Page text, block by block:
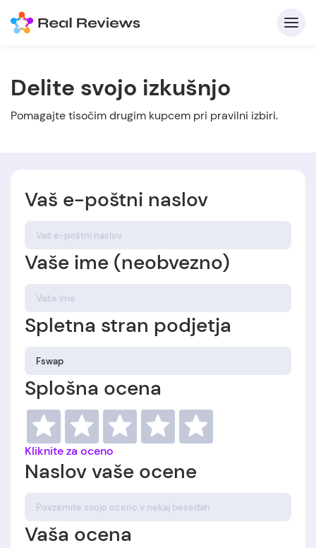
Delite svojo izkušnjo
Pomagajte tisočim drugim kupcem pri pravilni izbiri.
Vaš e-poštni naslov
Vaše ime (neobvezno)
Spletna stran podjetja
Splošna ocena
Kliknite za oceno
Naslov vaše ocene
Vaša ocena